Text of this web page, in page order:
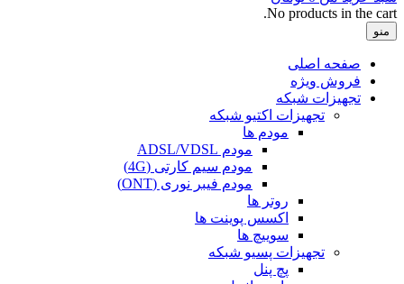
No products in the cart.
منو
صفحه اصلی
فروش ویژه
تجهیزات شبکه
تجهیزات اکتیو شبکه
مودم ها
مودم ADSL/VDSL
مودم سیم کارتی (4G)
مودم فیبر نوری (ONT)
روتر ها
اکسس پوینت ها
سوییچ ها
تجهیزات پسیو شبکه
پچ پنل